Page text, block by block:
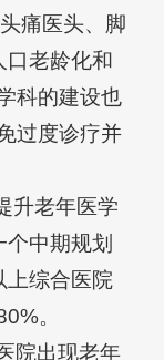
痛医头、脚
口老龄化和
科的建设也
过度诊疗并
升老年医学
个中期规划
上综合医院
。
院出现老年